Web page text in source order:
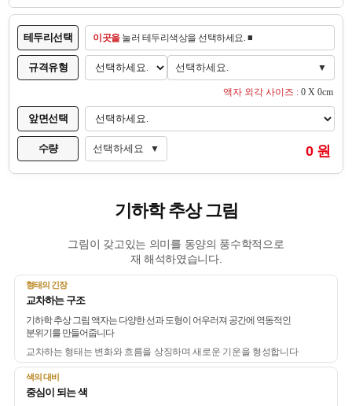
테두리선택 이곳을눌러 테두리색상을 선택하세요. ■
규격유형 선택하세요. ▼
액자 외각 사이즈 : 0 X 0cm
앞면선택
수량 선택하세요 ▼ 0 원
기하학 추상 그림
그림이 갖고있는 의미를 동양의 풍수학적으로
재 해석하였습니다.
형태의 긴장
교차하는 구조
기하학 추상 그림 액자는 다양한 선과 도형이 어우러져 공간에 역동적인
분위기를 만들어줍니다
교차하는 형태는 변화와 흐름을 상징하며 새로운 기운을 형성합니다
색의 대비
중심이 되는 색